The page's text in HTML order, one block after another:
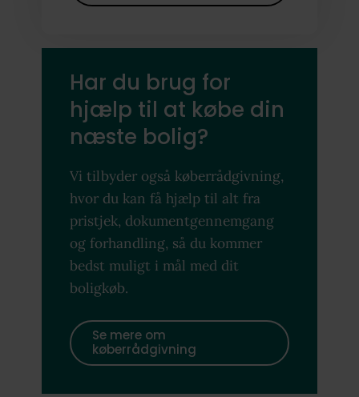
Har du brug for
hjælp til at købe din
næste bolig?
Vi tilbyder også køberrådgivning,
hvor du kan få hjælp til alt fra
pristjek, dokumentgennemgang
og forhandling, så du kommer
bedst muligt i mål med dit
boligkøb.
Se mere om
køberrådgivning